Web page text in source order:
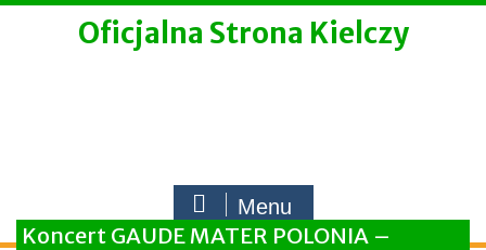
Skip
Oficjalna Strona Kielczy
Menu
Koncert GAUDE MATER POLONIA –